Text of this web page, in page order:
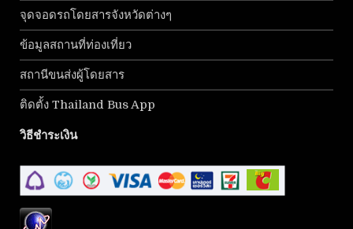
จุดจอดรถโดยสารจังหวัดต่างๆ
ข้อมูลสถานที่ท่องเที่ยว
สถานีขนส่งผู้โดยสาร
ติดตั้ง Thailand Bus App
วิธีชำระเงิน